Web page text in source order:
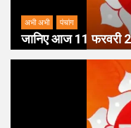
अभी अभी पंचांग
जानिए आज 11 फरवरी